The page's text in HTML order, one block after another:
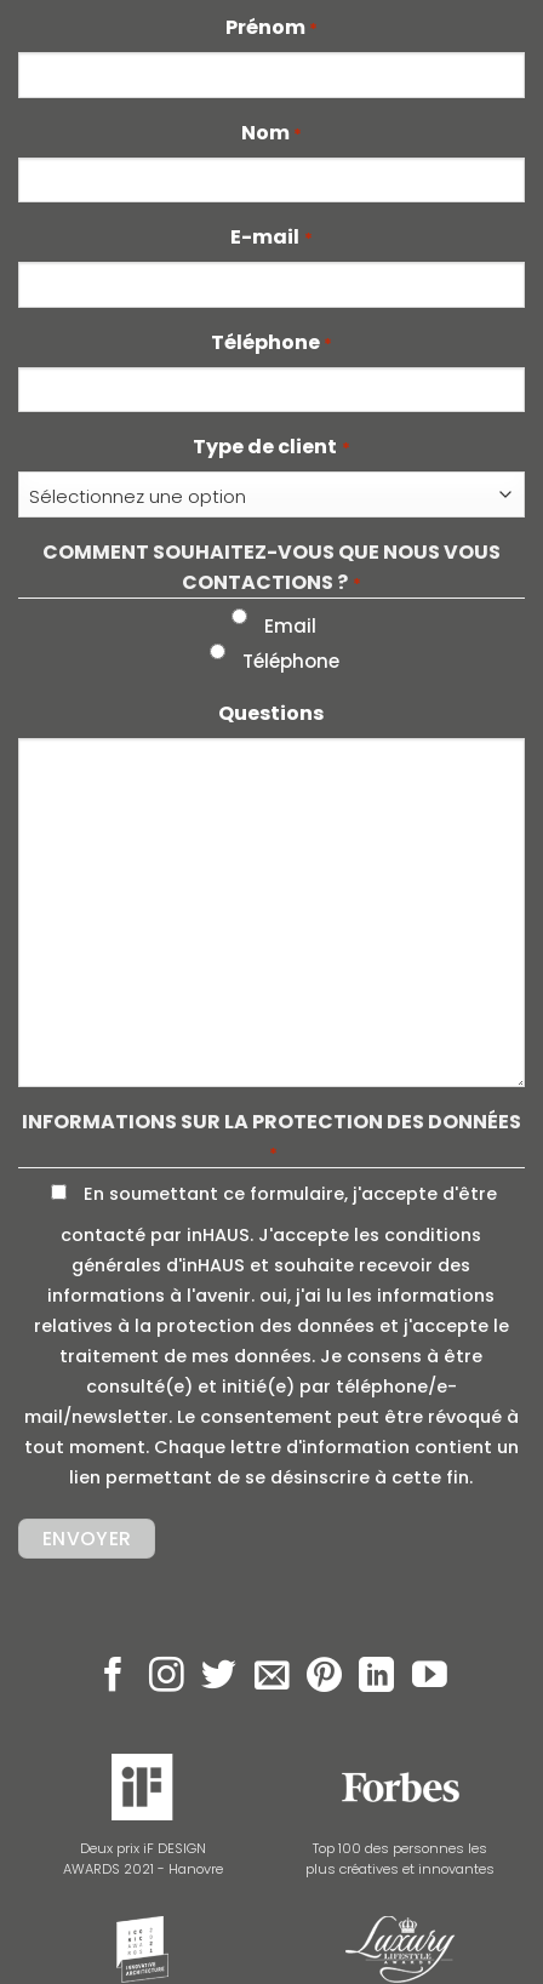
Prénom *
Nom *
E-mail *
Téléphone *
Type de client *
COMMENT SOUHAITEZ-VOUS QUE NOUS VOUS
CONTACTIONS ? *
Email
Téléphone
Questions
INFORMATIONS SUR LA PROTECTION DES DONNÉES
*
En soumettant ce formulaire, j'accepte d'être
contacté par inHAUS. J'accepte les conditions
générales d'inHAUS et souhaite recevoir des
informations à l'avenir. oui, j'ai lu les informations
relatives à la protection des données et j'accepte le
traitement de mes données. Je consens à être
consulté(e) et initié(e) par téléphone/e-
mail/newsletter. Le consentement peut être révoqué à
tout moment. Chaque lettre d'information contient un
lien permettant de se désinscrire à cette fin.
Deux prix iF DESIGN
AWARDS 2021 - Hanovre
Top 100 des personnes les
plus créatives et innovantes